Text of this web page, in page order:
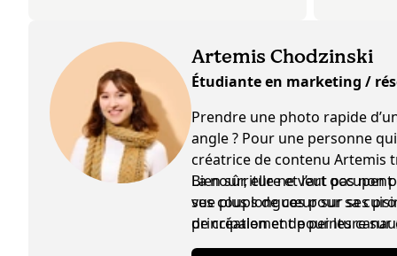
Artemis Chodzinski
Étudiante en marketing /
Prendre une photo rapide
angle ? Pour une personne
créatrice de contenu Artemis
Bien sûr, elle ne veut pas non
vue plus longues pour sa
principalement pour les
La nourriture et l’art
ses coups de cœur sur ses
de création et de peinture sur
fond sonore et que des